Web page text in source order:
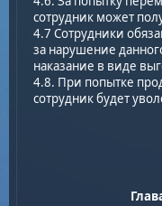
сотрудник может
4.7 Сотрудники
за нарушение
наказание в виде
4.8. При попытке
сотрудник будет